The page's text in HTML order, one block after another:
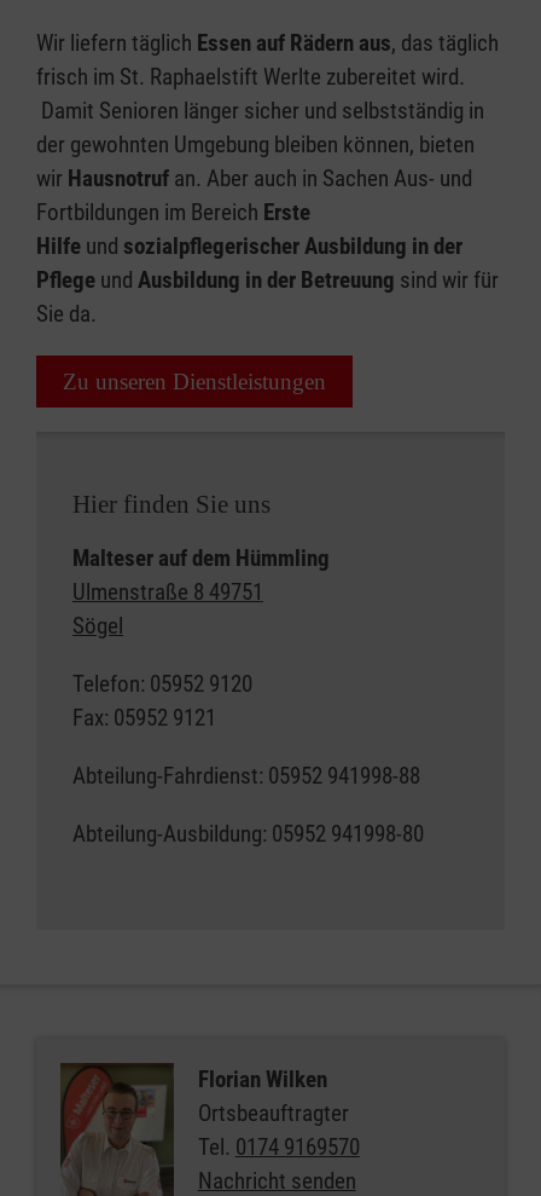
Wir liefern täglich Essen auf Rädern aus, das täglich
frisch im St. Raphaelstift Werlte zubereitet wird.
Damit Senioren länger sicher und selbstständig in
der gewohnten Umgebung bleiben können, bieten
wir Hausnotruf an. Aber auch in Sachen Aus- und
Fortbildungen im Bereich Erste
Hilfe und sozialpflegerischer Ausbildung in der
Pflege und Ausbildung in der Betreuung sind wir für
Sie da.
Zu unseren Dienstleistungen
Hier finden Sie uns
Malteser auf dem Hümmling
Ulmenstraße 8 49751
Sögel
Telefon: 05952 9120
Fax: 05952 9121
Abteilung-Fahrdienst: 05952 941998-88
Abteilung-Ausbildung: 05952 941998-80
Florian Wilken
Ortsbeauftragter
Tel. 0174 9169570
Nachricht senden